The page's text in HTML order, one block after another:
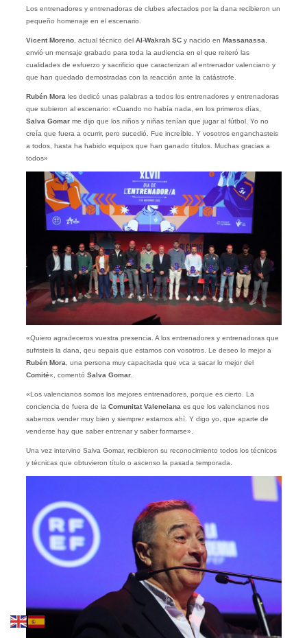
Los entrenadores y entrenadoras de clubes afectados por la dana recibieron un
pequeño homenaje en el escenario.
Vicent Moreno, actual técnico del Al-Wakrah SC y nacido en Massanassa
envió un mensaje grabado para toda la audiencia en el que reiteró las
cualidades de esfuerzo y sacrificio que caracterizan al entrenador valenciano y
que han quedado demostradas con la reacción ante la catástrofe.
Rubén Mora les dedicó unas palabras a todos los entrenadores y entrenadoras
que subieron al escenario: «Cuando no había nada, en los primeros días,
Salva Gomarme dijo que los niños y niñas tenían que jugar al fútbol. Yo no
creía que fuera a ocurrir, pero sucedió. Fue increíble. Y vosotros enganchasteis
a todos, hasta ha habido equipos que han ganado títulos. Muchas gracias a
todos»
«Quiero agradeceros vuestra presencia. A los entrenadores y entrenadoras que
sufristeis la dana, qeu sepais que estamos con vosotros. Le deseo lo mejor a
Rubén Mora, una persona muy capacitada que vca a sacar lo mejor del
Comité«, comentó Salva Gomar.
«Los valencianos somos los mejores entrenadores, porque es cierto. La
conciencia de fuera de la Comunitat Valencianaes que los valencianos nos
sabemos vender muy bien y siemprer estamos ahí. Y digo yo, que aparte de
venderse hay que saber entrenar y saber formarse».
Una vez intervino Salva Gomar, recibieron su reconocimiento todos los técnicos
y técnicas que obtuvieron título o ascenso la pasada temporada.